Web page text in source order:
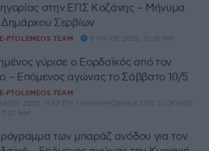
στην ΕΠΣ Κοζάνης – Μήνυμα
Σερβίων
E-PTOLEMEOS TEAM 5 ΜΑΪ́ΟΥ 2025, 12:18 ΜΜ
γύρισε ο Εορδαϊκός από τον
– Επόμενος αγώνας το Σάββατο 10/5
E-PTOLEMEOS TEAM
2025, 11:52 ΠΜ - ΕΝΗΜΕΡΏΘΗΚΕ ΣΤΙΣ 2 ΙΟΥΝΊΟΥ
7:37 ΜΜ
των μπαράζ ανόδου για τον